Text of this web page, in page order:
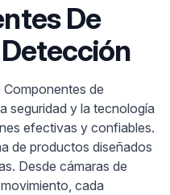
De
de
seguridad y la tecnología
efectivas y confiables.
de productos diseñados
Desde cámaras de
cada